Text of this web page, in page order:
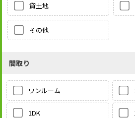
貸土地
その他
間取り
ワンルーム
1DK